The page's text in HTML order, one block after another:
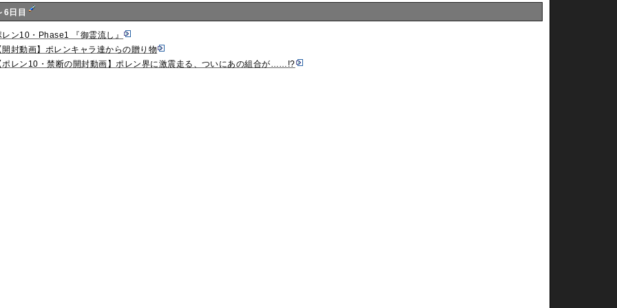
6日目
レン10・Phase1 『御霊流し』
開封動画】ポレンキャラ達からの贈り物
ポレン10・禁断の開封動画】ポレン界に激震走る、ついにあの組合が……!?